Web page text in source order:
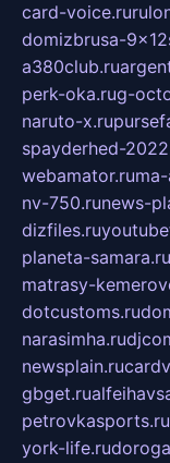
card-voice.ru
domizbrusa-
a380club.ru
perk-oka.rug-
naruto-x.ru
spayderhed-
webamator.ru
nv-750.runews-
dizfiles.ru
planeta-samara.ru
matrasy-
dotcustoms.ru
narasimha.ru
newsplain.ru
gbget.ru
petrovkasports.ru
york-life.ru